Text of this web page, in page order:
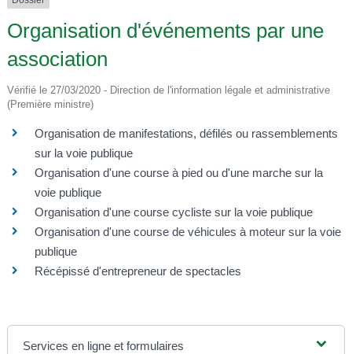
Organisation d'événements par une
association
Vérifié le 27/03/2020 - Direction de l'information légale et administrative
(Première ministre)
Organisation de manifestations, défilés ou rassemblements
sur la voie publique
Organisation d'une course à pied ou d'une marche sur la
voie publique
Organisation d'une course cycliste sur la voie publique
Organisation d'une course de véhicules à moteur sur la voie
publique
Récépissé d'entrepreneur de spectacles
Services en ligne et formulaires